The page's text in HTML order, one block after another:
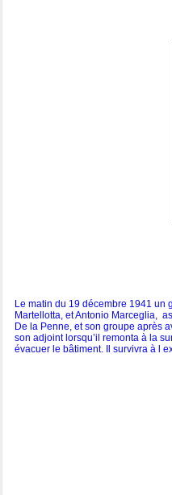
Le matin du 19 décembre 1941
Martellotta, et Antonio Marceglia,
De la Penne, et son groupe après
son adjoint lorsqu’il remonta à la
évacuer le bâtiment. Il survivra à l